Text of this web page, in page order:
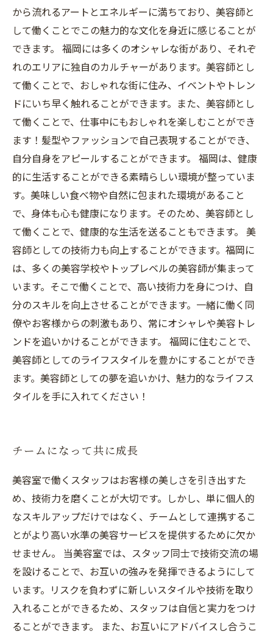
から流れるアートとエネルギーに満ちており、美容師と
して働くことでこの魅力的な文化を身近に感じることが
できます。 福岡には多くのオシャレな街があり、それぞ
れのエリアに独自のカルチャーがあります。美容師とし
て働くことで、おしゃれな街に住み、イベントやトレン
ドにいち早く触れることができます。また、美容師とし
て働くことで、仕事中にもおしゃれを楽しむことができ
ます！髪型やファッションで自己表現することができ、
自分自身をアピールすることができます。 福岡は、健康
的に生活することができる素晴らしい環境が整っていま
す。美味しい食べ物や自然に包まれた環境があること
で、身体も心も健康になります。そのため、美容師とし
て働くことで、健康的な生活を送ることもできます。 美
容師としての技術力も向上することができます。福岡に
は、多くの美容学校やトップレベルの美容師が集まって
います。そこで働くことで、高い技術力を身につけ、自
分のスキルを向上させることができます。一緒に働く同
僚やお客様からの刺激もあり、常にオシャレや美容トレ
ンドを追いかけることができます。 福岡に住むことで、
美容師としてのライフスタイルを豊かにすることができ
ます。美容師としての夢を追いかけ、魅力的なライフス
タイルを手に入れてください！
チームになって共に成長
美容室で働くスタッフはお客様の美しさを引き出すた
め、技術力を磨くことが大切です。しかし、単に個人的
なスキルアップだけではなく、チームとして連携するこ
とがより高い水準の美容サービスを提供するために欠か
せません。 当美容室では、スタッフ同士で技術交流の場
を設けることで、お互いの強みを発揮できるようにして
います。リスクを負わずに新しいスタイルや技術を取り
入れることができるため、スタッフは自信と実力をつけ
ることができます。 また、お互いにアドバイスし合うこ